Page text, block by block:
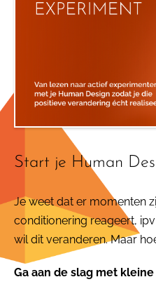
Start je Human
Je weet dat er momenten
conditionering reageert,
wil dit veranderen. Maar
Ga aan de slag met